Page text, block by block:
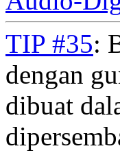
TIP #35:
dengan
dibuat